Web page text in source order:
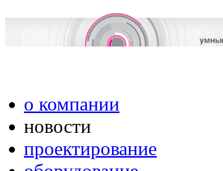
о компании
новости
проектирование